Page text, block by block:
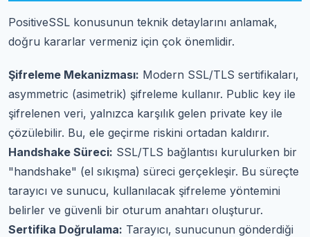
PositiveSSL konusunun teknik detaylarını anlamak,
doğru kararlar vermeniz için çok önemlidir.
Şifreleme Mekanizması: Modern SSL/TLS sertifikaları,
asymmetric (asimetrik) şifreleme kullanır. Public key ile
şifrelenen veri, yalnızca karşılık gelen private key ile
çözülebilir. Bu, ele geçirme riskini ortadan kaldırır.
Handshake Süreci: SSL/TLS bağlantısı kurulurken bir
"handshake" (el sıkışma) süreci gerçekleşir. Bu süreçte
tarayıcı ve sunucu, kullanılacak şifreleme yöntemini
belirler ve güvenli bir oturum anahtarı oluşturur.
Sertifika Doğrulama: Tarayıcı, sunucunun gönderdiği